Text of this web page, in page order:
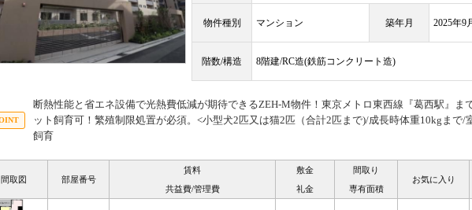
物件種別 マンション 築年月 2025年9
階数/構造 8階建/RC造(鉄筋コンクリート造)
断熱性能と省エネ設備で光熱費低減が期待できるZEH‐M物件！東京メトロ東西線『葛西駅』ま
ット飼育可！繁殖制限処置が必須。<小型犬2匹又は猫2匹（合計2匹まで)/成長時体重10kgまで/
飼育
間取図 部屋番号
賃料
共益費/管理費
敷金
礼金
間取り
専有面積
お気に入り